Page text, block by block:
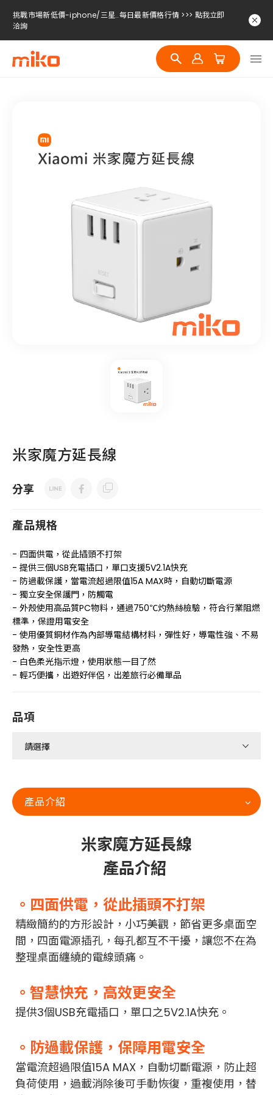
挑戰市場新低價-iphone/三星..每日最新價格行情 >>> 點我立即
洽詢
挑戰市場新低價-iphone/三星..每日最新價格行情 >>> 點我立即
洽詢
挑戰市場新低價-iphone/三星..每日最新價格行情 >>> 點我立即
米家魔方延長線
分享
產品規格
- 四面供電，從此插頭不打架
- 提供三個USB充電插口，單口支援5V2.1A快充
- 防過載保護，當電流超過限值15A MAX時，自動切斷電源
- 獨立安全保護門，防觸電
- 外殼使用高品質PC物料，通過750℃灼熱絲檢驗，符合行業阻燃
標準，保證用電安全
- 使用優質銅材作為內部導電結構材料，彈性好，導電性強、不易
發熱，安全性更高
- 白色柔光指示燈，使用狀態一目了然
- 輕巧便攜，出遊好伴侶，出差旅行必備單品
品項
產品介紹
米家魔方延長線
產品介紹
。四面供電，從此插頭不打架
精緻簡約的方形設計，小巧美觀，節省更多桌面空
間，四面電源插孔，每孔都互不干擾，讓您不在為
整理桌面纏繞的電線頭痛。
。智慧快充，高效更安全
提供3個USB充電插口，單口之5V2.1A快充。
。防過載保護，保障用電安全
當電流超過限值15A MAX，自動切斷電源，防止超
負荷使用，過載消除後可手動恢復，重複使用，替